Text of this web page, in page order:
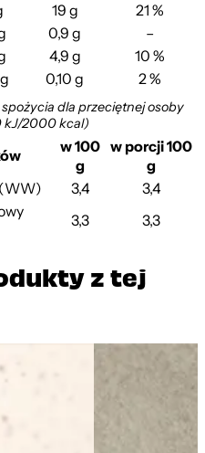
19 g
21 %
0,9 g
–
4,9 g
10 %
0,10 g 2 %
dla przeciętnej osoby
kJ/2000 kcal)
w 100
g
w porcji 100
g
3,4
3,4
3,3 3,3
z tej